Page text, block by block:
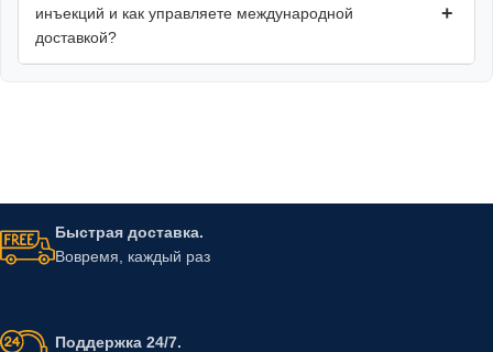
инъекций и как управляете международной
доставкой?
+
Быстрая доставка.
Вовремя, каждый раз
Поддержка 24/7.